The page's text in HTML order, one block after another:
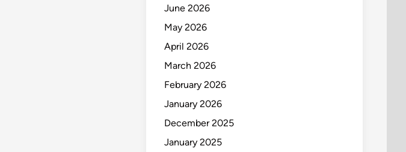
June 2026
May 2026
April 2026
March 2026
February 2026
January 2026
December 2025
January 2025